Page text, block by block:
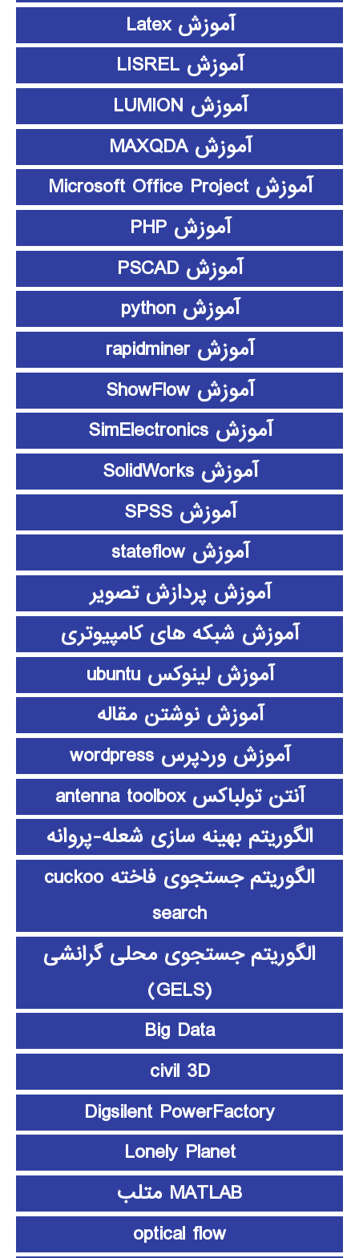
آموزش Latex
آموزش LISREL
آموزش LUMION
آموزش MAXQDA
آموزش Microsoft Office Project
آموزش PHP
آموزش PSCAD
آموزش python
آموزش rapidminer
آموزش ShowFlow
آموزش SimElectronics
آموزش SolidWorks
آموزش SPSS
آموزش stateflow
آموزش پردازش تصویر
آموزش شبکه های کامپیوتری
آموزش لینوکس ubuntu
آموزش نوشتن مقاله
آموزش وردپرس wordpress
آنتن تولباکس antenna toolbox
الگوریتم بهینه سازی شعله-پروانه
الگوریتم جستجوی فاخته cuckoo
search
الگوریتم جستجوی محلی گرانشی
(GELS)
Big Data
civil 3D
Digsilent PowerFactory
Lonely Planet
MATLAB متلب
optical flow